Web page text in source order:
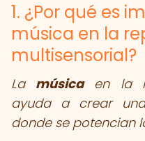
1. ¿Por qué es
música en la
multisensorial?
La músicaen la
ayuda a crear
donde se potencian